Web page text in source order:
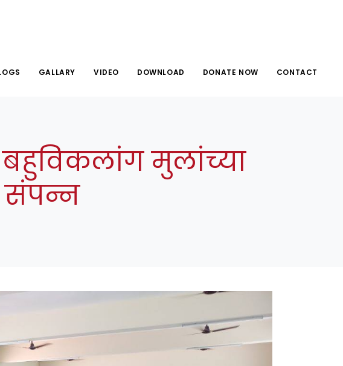
GALLARY VIDEO DOWNLOAD DONATE NOW CONTACT
बहुविकलांग मुलांच्या
संपन्न